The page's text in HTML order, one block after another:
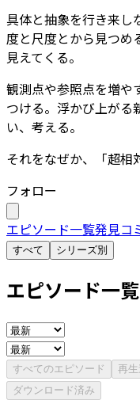
具体と抽象を行き来し
度と尺度とから見つめ
見えてくる。
観測点や参照点を増や
つける。浮かび上がる
い、考える。
それをなぜか、「超相
フォロー
エピソード一覧発見コ
すべて シリーズ別
エピソード一
すべてのエピソード 再
ダウンロード済み